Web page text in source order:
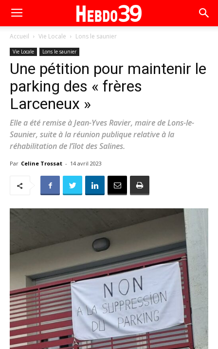
Accueil Vie Locale Lons le saunier
Vie Locale Lons le saunier
Une pétition pour maintenir le
parking des « frères
Larceneux »
Elle a été remise à Jean-Yves Ravier, maire de Lons-le-
Saunier, suite à la réunion publique relative à la
réhabilitation de l’îlot des Salines.
Par Celine Trossat - 14 avril 2023